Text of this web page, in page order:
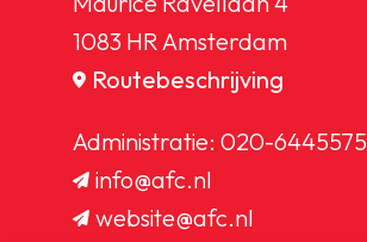
1083 HR Amsterdam
Routebeschrijving
Administratie: 020-6445575
info@afc.nl
website@afc.nl